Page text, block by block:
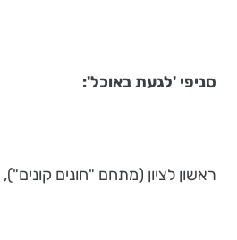
סניפי 'לגעת באוכל':
ראשון לציון (מתחם "חונים קונים"), לישנסקי 9, טל': 03-